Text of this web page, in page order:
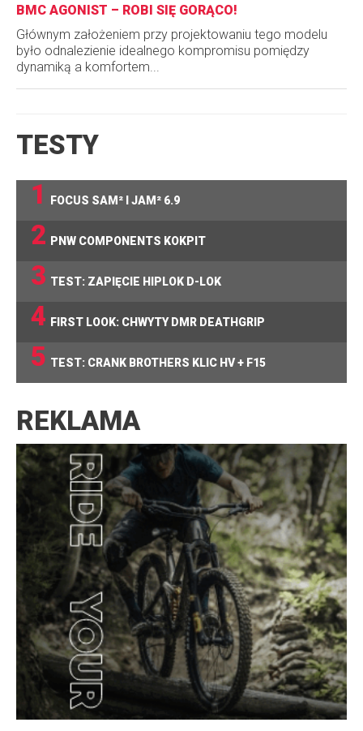
BMC AGONIST – ROBI SIĘ GORĄCO!
Głównym założeniem przy projektowaniu tego modelu
było odnalezienie idealnego kompromisu pomiędzy
dynamiką a komfortem...
TESTY
1
FOCUS SAM² I JAM² 6.9
2 PNW COMPONENTS KOKPIT
3 TEST: ZAPIĘCIE HIPLOK D-LOK
4 FIRST LOOK: CHWYTY DMR DEATHGRIP
5 TEST: CRANK BROTHERS KLIC HV + F15
REKLAMA